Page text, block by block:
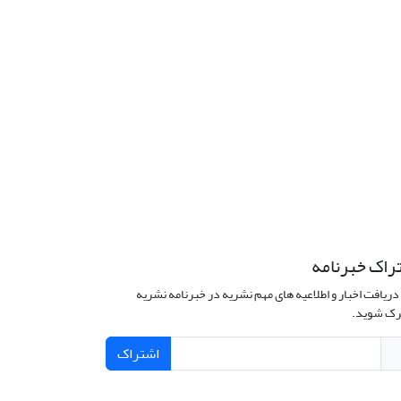
خبرنامه
اخبار و اطلاعیه های مهم نشریه در خبرنامه نشریه
شوید.
اشتراک